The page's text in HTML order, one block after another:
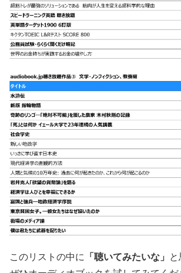
このリストの中に 「聴いてみたいな」
と